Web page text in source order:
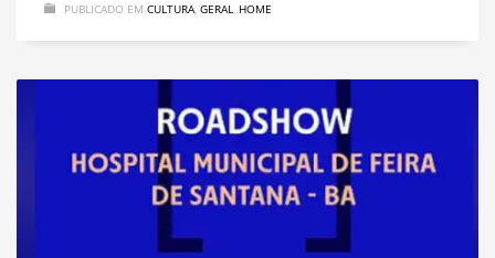
PUBLICADO EM CULTURA, GERAL, HOME